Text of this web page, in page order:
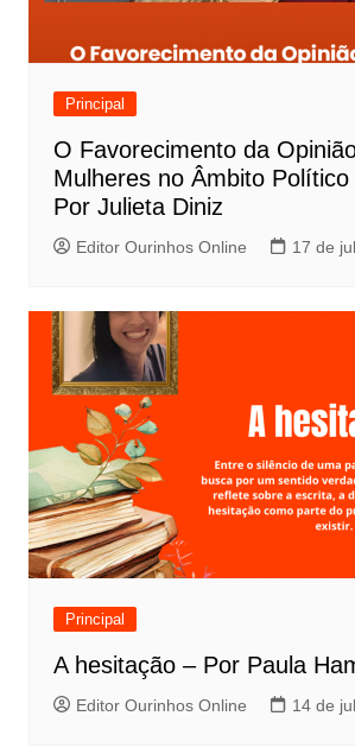
Principal
O Favorecimento da
Mulheres no Âmbito
Por Julieta Diniz
Editor Ourinhos Online 17 de
Principal
A hesitação – Por Paula
Editor Ourinhos Online 14 de